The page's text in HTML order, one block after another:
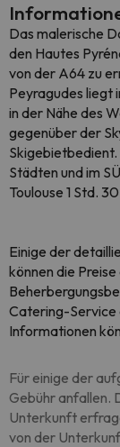
Das malerische
den Hautes
von der A64 zu
Peyragudes liegt
in der Nähe des
gegenüber der
Städten und im
Toulouse 1 Std.
Einige der
können die
Catering-Service
Informationen
Für einige der
Gebühr anfallen.
Unterkunft
von der